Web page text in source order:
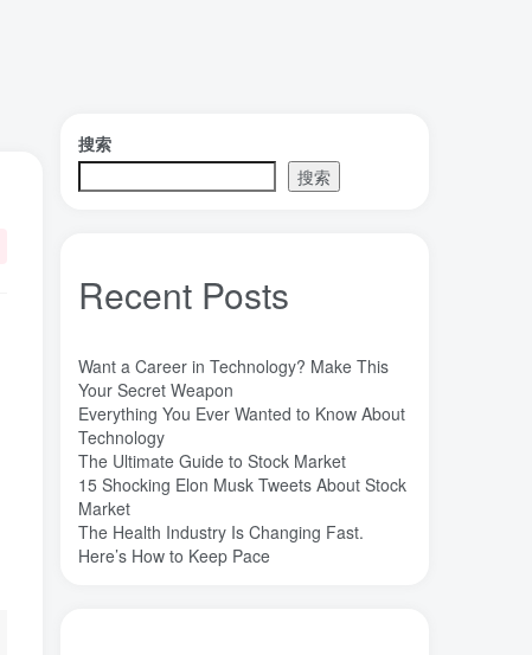
魔法(1) 高熵合金(3) 雷军(3) 陶瓷
达芬奇(1) 超分辨显微成像(2)
苏醒 (1) (1) 自信 (1) 胡良兵 (53)
网盘(0) 经济类(0)
秘密，吸引力法则，纪录片，下载(0)
秘密 (1) 碳离子治疗系统(1) 研究方向
石墨烯储能(1) 石墨烯(20) 真空阀门 (1)
真空系统
潍坊(1) 流动性(1)
搜索
搜索
Recent Posts
Want a Career in Technology? Make This
Your Secret Weapon
Everything You Ever Wanted to Know About
Technology
The Ultimate Guide to Stock Market
15 Shocking Elon Musk Tweets About Stock
Market
The Health Industry Is Changing Fast.
Here’s How to Keep Pace